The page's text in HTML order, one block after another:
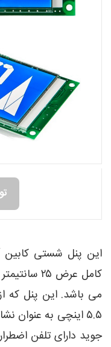
این پنل شستی کابین
۵.۵ اینچی به عنوان
جوید دارای تلفن